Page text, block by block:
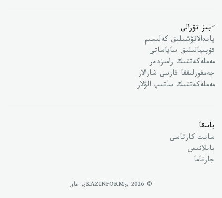
ءبىز تۋرالى
پايدالانۋشىلىق كەلىسىم
قۇپىيالىلىق ساياساتى
مەملەكەتتىك رامىزدەر
جەمقورلىققا قارسى شارالار
مەملەكەتتىك ساتىپ الۋلار
باسقا
سايت كارتاسى
بايلانىس
جارناما
© 2026 «KAZINFORM» حاق